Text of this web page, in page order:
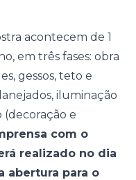
acontecem de 1
em três fases: obra
gessos, teto e
iluminação
e
com o
realizado no dia
abertura para o